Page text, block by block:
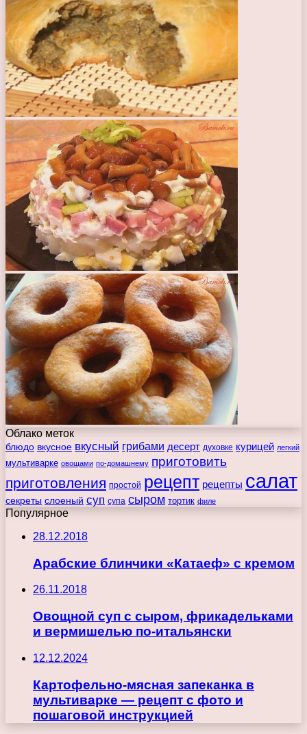
Облако меток
блюдо вкусное вкусный грибами десерт духовке курицей легкий
мультиварке овощами по-домашнему приготовить
приготовления простой рецепт рецепты салат
секреты слоеный суп супа сыром тортик филе
Популярное
28.12.2018
Арабские блинчики «Катаеф» с кремом
26.11.2018
Овощной суп с сыром, фрикадельками
и вермишелью по-итальянски
12.12.2024
Картофельно-мясная запеканка в
мультиварке — рецепт с фото и
пошаговой инструкцией